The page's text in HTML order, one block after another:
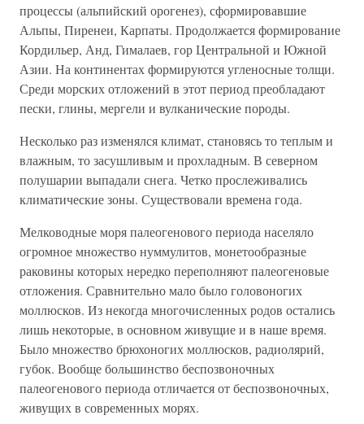
процессы (альпийский орогенез), сформировавшие
Альпы, Пиренеи, Карпаты. Продолжается формирование
Кордильер, Анд, Гималаев, гор Центральной и Южной
Азии. На континентах формируются угленосные толщи.
Среди морских отложений в этот период преобладают
пески, глины, мергели и вулканические породы.
Несколько раз изменялся климат, становясь то теплым и
влажным, то засушливым и прохладным. В северном
полушарии выпадали снега. Четко прослеживались
климатические зоны. Существовали времена года.
Мелководные моря палеогенового периода населяло
огромное множество нуммулитов, монетообразные
раковины которых нередко переполняют палеогеновые
отложения. Сравнительно мало было головоногих
моллюсков. Из некогда многочисленных родов остались
лишь некоторые, в основном живущие и в наше время.
Было множество брюхоногих моллюсков, радиолярий,
губок. Вообще большинство беспозвоночных
палеогенового периода отличается от беспозвоночных,
живущих в современных морях.